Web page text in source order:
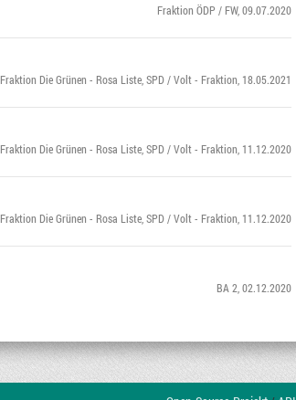
Fraktion ÖDP / FW, 09.07.2020
Fraktion Die Grünen - Rosa Liste, SPD / Volt - Fraktion , 18.05.2021
Fraktion Die Grünen - Rosa Liste, SPD / Volt - Fraktion , 11.12.2020
Fraktion Die Grünen - Rosa Liste, SPD / Volt - Fraktion , 11.12.2020
BA 2 , 02.12.2020